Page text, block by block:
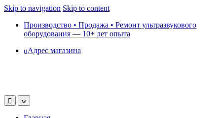
Skip to navigation Skip to content
Производство • Продажа • Ремонт ультразвукового
оборудования — 10+ лет опыта
Адрес магазина